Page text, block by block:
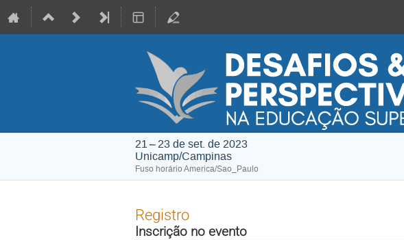
21 – 23 de set. de 2023
Unicamp/Campinas
Fuso horário America/Sao_Paulo
Registro
Inscrição no evento